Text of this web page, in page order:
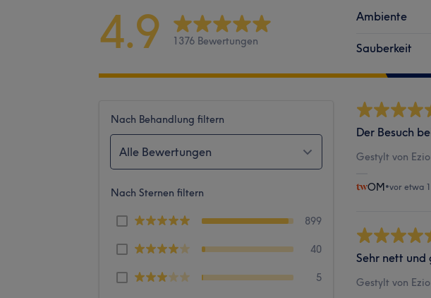
4.9 1376 Bewertungen
Ambiente
Sauberkeit
Nach Behandlung filtern
Alle Bewertungen
Nach Sternen filtern
899
40
5
Der Besuch
Gestylt von Ezio
OM•vor etwa
Sehr nett und
Gestylt von Ezio